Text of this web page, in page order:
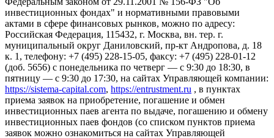
инвестиционных фондах" и нормативными правовыми
актами в сфере финансовых рынков, можно по адресу:
Российская Федерация, 115432, г. Москва, вн. тер. г.
муниципальный округ Даниловский, пр-кт Андропова, д. 18
к. 1, телефону: +7 (495) 228-15-05, факсу: +7 (495) 228-01-12
(доб. 5656) с понедельника по четверг — c 9:30 до 18:30, в
пятницу — с 9:30 до 17:30, на сайтах Управляющей компании:
https://sistema-capital.com, https://entrustment.ru , в пунктах
приема заявок на приобретение, погашение и обмен
инвестиционных паев агента по выдаче, погашению и обмену
инвестиционных паев фондов (со списком пунктов приема
заявок можно ознакомиться на сайтах Управляющей